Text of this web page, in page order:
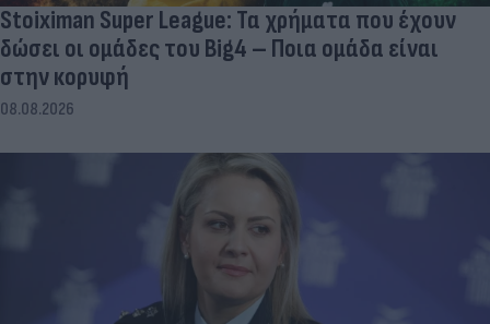
Stoiximan Super League: Τα χρήματα που έχουν
δώσει οι ομάδες του Big4 – Ποια ομάδα είναι
στην κορυφή
08.08.2026